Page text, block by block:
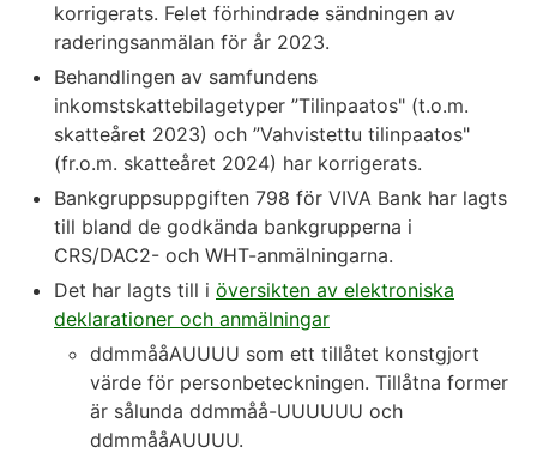
korrigerats. Felet förhindrade sändningen av
raderingsanmälan för år 2023.
Behandlingen av samfundens
inkomstskattebilagetyper ”Tilinpaatos" (t.o.m.
skatteåret 2023) och ”Vahvistettu tilinpaatos"
(fr.o.m. skatteåret 2024) har korrigerats.
Bankgruppsuppgiften 798 för VIVA Bank har lagts
till bland de godkända bankgrupperna i
CRS/DAC2- och WHT-anmälningarna.
Det har lagts till i översikten av elektroniska
deklarationer och anmälningar
ddmmååAUUUU som ett tillåtet konstgjort
värde för personbeteckningen. Tillåtna former
är sålunda ddmmåå-UUUUUU och
ddmmååAUUUU.